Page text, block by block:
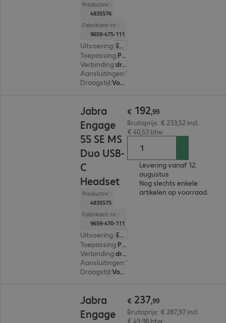
Productnr.:
4835576
Fabrikant-nr.:
9659-475-111
Uitvoering: Europa
Toepassing: PC, Notebook
Verbinding:
draadloos
Aansluitingen:
Draagstijl: Voor beide oren
Jabra
Engage
55 SE MS
Duo USB-
C
Headset
Productnr.:
4835575
Fabrikant-nr.:
9659-470-111
Uitvoering: Europa
Toepassing: PC, Notebook
Verbinding:
draadloos
Aansluitingen:
Draagstijl: Voor beide oren
€ 192,99
Brutoprijs: € 233,52 incl.
€ 40,53 btw
Levering vanaf 12.
augustus
Nog slechts enkele
artikelen op voorraad.
Jabra
Engage
€ 237,99
Brutoprijs: € 287,97 incl.
€ 49,98 btw